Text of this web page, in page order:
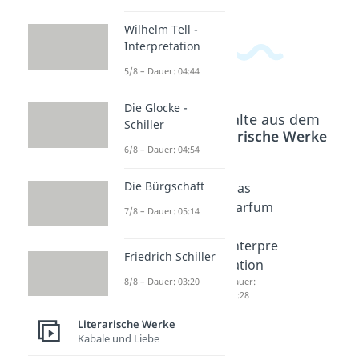
Beliebte Inhalte aus dem
Literarische Werke
Der
Vorlese
tation
Dauer:
Das
Parfum
menfas
sung
Das
Parfum
Interpre
tation
Dauer:
04:28
Wilhelm Tell -
Interpretation
5/8 – Dauer: 04:44
Die Glocke -
Schiller
6/8 – Dauer: 04:54
Die Bürgschaft
7/8 – Dauer: 05:14
Friedrich Schiller
8/8 – Dauer: 03:20
Literarische Werke
Kabale und Liebe